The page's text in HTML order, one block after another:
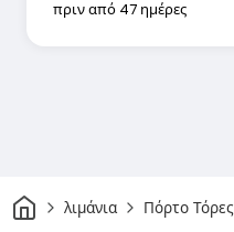
πριν από 47 ημέρες
Σπίτιλιμάνια Πόρτο Τόρες